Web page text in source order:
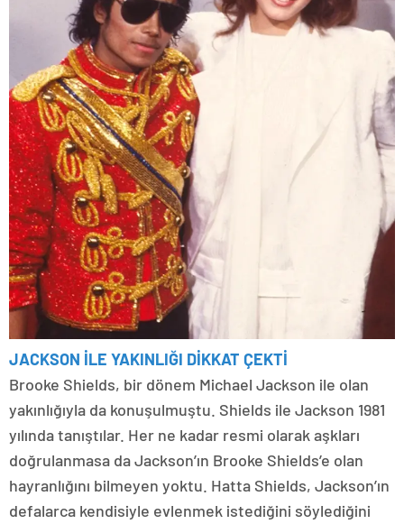
JACKSON İLE YAKINLIĞI DİKKAT ÇEKTİ
Brooke Shields, bir dönem Michael Jackson ile olan
yakınlığıyla da konuşulmuştu. Shields ile Jackson 1981
yılında tanıştılar. Her ne kadar resmi olarak aşkları
doğrulanmasa da Jackson’ın Brooke Shields’e olan
hayranlığını bilmeyen yoktu. Hatta Shields, Jackson’ın
defalarca kendisiyle evlenmek istediğini söylediğini